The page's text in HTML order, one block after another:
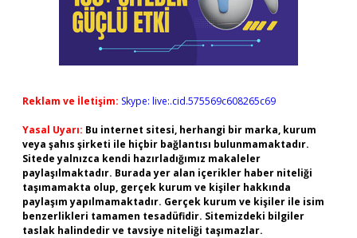
Reklam ve İletişim: Skype: live:.cid.575569c608265c69
Yasal Uyarı: Bu internet sitesi, herhangi bir marka, kurum
veya şahıs şirketi ile hiçbir bağlantısı bulunmamaktadır.
Sitede yalnızca kendi hazırladığımız makaleler
paylaşılmaktadır. Burada yer alan içerikler haber niteliği
taşımamakta olup, gerçek kurum ve kişiler hakkında
paylaşım yapılmamaktadır. Gerçek kurum ve kişiler ile isim
benzerlikleri tamamen tesadüfidir. Sitemizdeki bilgiler
taslak halindedir ve tavsiye niteliği taşımazlar.